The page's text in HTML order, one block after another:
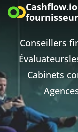
Conseillers
Évaluateurs
Cabinets